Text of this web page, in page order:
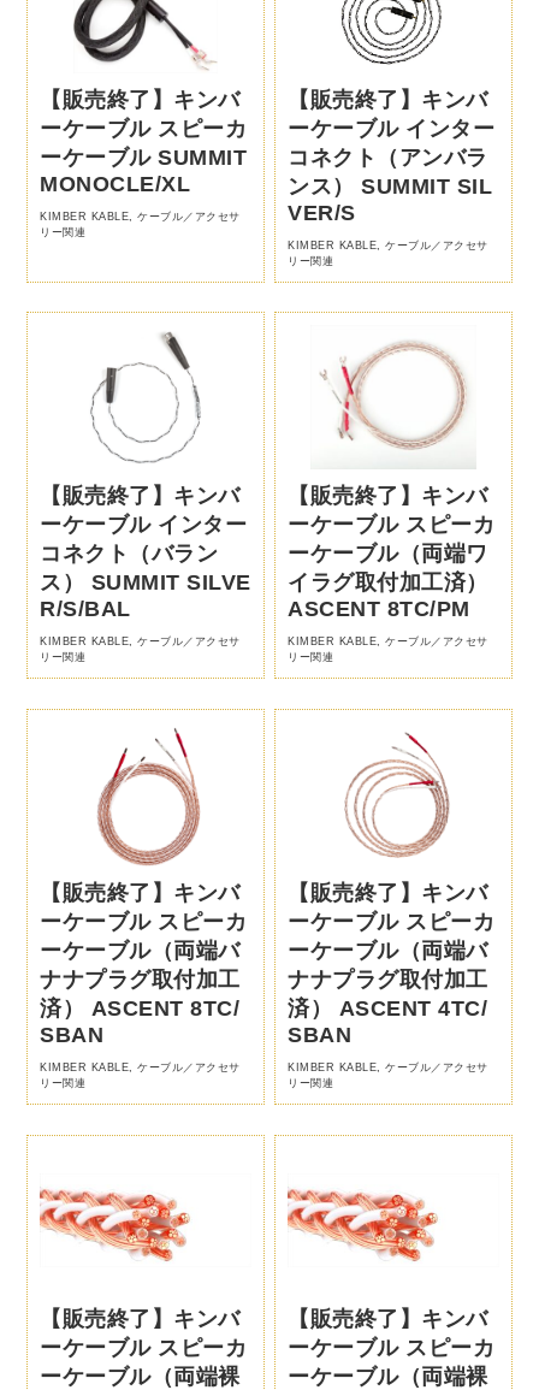
【販売終了】キンバ
ーケーブル スピーカ
ーケーブル SUMMIT
MONOCLE/XL
KIMBER KABLE ,ケーブル／アクセサ
リー関連
【販売終了】キンバ
ーケーブル インター
コネクト（アンバラ
ンス） SUMMIT SIL
VER/S
KIMBER KABLE ,ケーブル／アクセサ
リー関連
【販売終了】キンバ
ーケーブル インター
コネクト（バラン
ス） SUMMIT SILVE
R/S/BAL
KIMBER KABLE,ケーブル／アクセサ
リー関連
【販売終了】キンバ
ーケーブル スピーカ
ーケーブル（両端ワ
イラグ取付加工済）
ASCENT 8TC/PM
KIMBER KABLE,ケーブル／アクセサ
リー関連
【販売終了】キンバ
ーケーブル スピーカ
ーケーブル（両端バ
ナナプラグ取付加工
済） ASCENT 8TC/
SBAN
KIMBER KABLE ,ケーブル／アクセサ
リー関連
【販売終了】キンバ
ーケーブル スピーカ
ーケーブル（両端バ
ナナプラグ取付加工
済） ASCENT 4TC/
SBAN
KIMBER KABLE ,ケーブル／アクセサ
リー関連
【販売終了】キンバ
ーケーブル スピーカ
ーケーブル（両端裸
【販売終了】キンバ
ーケーブル スピーカ
ーケーブル（両端裸